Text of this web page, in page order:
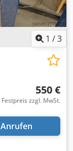
1 /3
550 €
Festpreis zzgl. MwSt.
Anrufen